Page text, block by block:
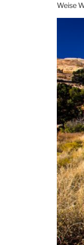
Weise